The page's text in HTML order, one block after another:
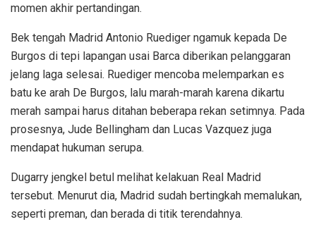
momen akhir pertandingan.
Bek tengah Madrid Antonio Ruediger ngamuk kepada De
Burgos di tepi lapangan usai Barca diberikan pelanggaran
jelang laga selesai. Ruediger mencoba melemparkan es
batu ke arah De Burgos, lalu marah-marah karena dikartu
merah sampai harus ditahan beberapa rekan setimnya. Pada
prosesnya, Jude Bellingham dan Lucas Vazquez juga
mendapat hukuman serupa.
Dugarry jengkel betul melihat kelakuan Real Madrid
tersebut. Menurut dia, Madrid sudah bertingkah memalukan,
seperti preman, dan berada di titik terendahnya.